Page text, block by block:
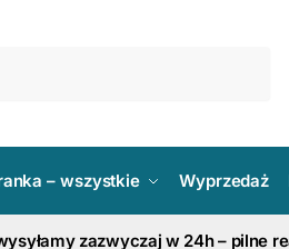
– wszystkie Wyprzedaż
zazwyczaj w 24h – pilne